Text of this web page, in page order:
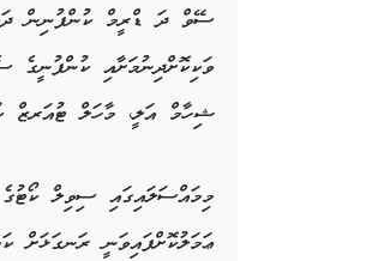
ސޭވް ދަ ޑްރީމް ކުންފުނިން
ވަކިކޮށްދިނުމަށާއި ކުންފުނީގެ
ޝިހާމް އަލީ، މާހަލް ޓުއަރޒް
ޢަމަލުކޮށްފައިވަނީ